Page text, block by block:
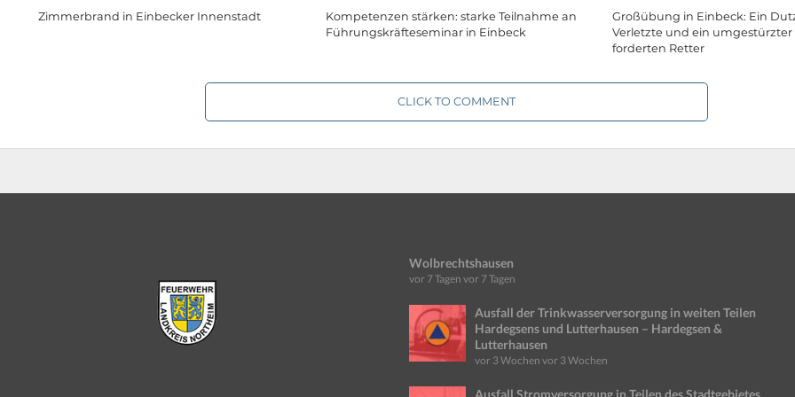
Zimmerbrand in Einbecker Innenstadt
Kompetenzen stärken: starke Teilnahme an
Führungskräfteseminar in Einbeck
Großübung in Einbeck: Ein
Verletzte und ein
forderten Retter
CLICK TO COMMENT
Wolbrechtshausen
vor 7 Tagen vor 7 Tagen
Ausfall der Trinkwasserversorgung in weiten Teilen
Hardegsens und Lutterhausen – Hardegsen &
Lutterhausen
vor 3 Wochen vor 3 Wochen
Ausfall Stromversorgung in Teilen des Stadtgebietes